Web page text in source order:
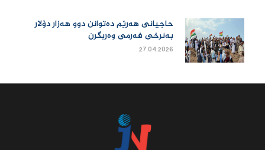
حاجیانی هەرێم دەتوانن دوو هەزار دۆلار
بەنرخی فەرمی وەربگرن
27.04.2026